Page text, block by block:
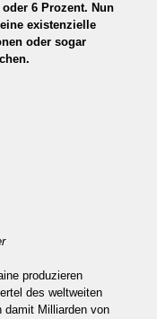
6 Prozent. Nun
existenzielle
oder sogar
produzieren
des weltweiten
damit Milliarden von